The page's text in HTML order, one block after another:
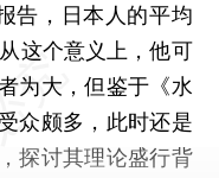
告，日本人的平均
这个意义上，他可
为大，但鉴于《水
众颇多，此时还是
探讨其理论盛行背